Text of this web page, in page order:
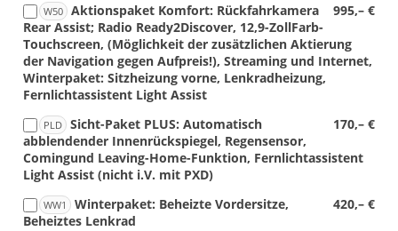
W50 995,– €
Aktionspaket Komfort: Rückfahrkamera
Rear Assist; Radio Ready2Discover, 12,9-ZollFarb-
Touchscreen, (Möglichkeit der zusätzlichen Aktierung
der Navigation gegen Aufpreis!), Streaming und Internet,
Winterpaket: Sitzheizung vorne, Lenkradheizung,
Fernlichtassistent Light Assist
PLD 170,– €
Sicht-Paket PLUS: Automatisch
abblendender Innenrückspiegel, Regensensor,
Comingund Leaving-Home-Funktion, Fernlichtassistent
Light Assist (nicht i.V. mit PXD)
WW1 420,– €
Winterpaket: Beheizte Vordersitze,
Beheiztes Lenkrad